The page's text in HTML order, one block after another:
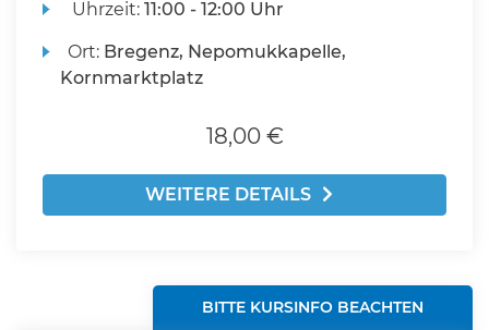
Uhrzeit:11:00 - 12:00 Uhr
Ort: Bregenz, Nepomukkapelle,
Kornmarktplatz
18,00 €
WEITERE DETAILS
BITTE KURSINFO BEACHTEN